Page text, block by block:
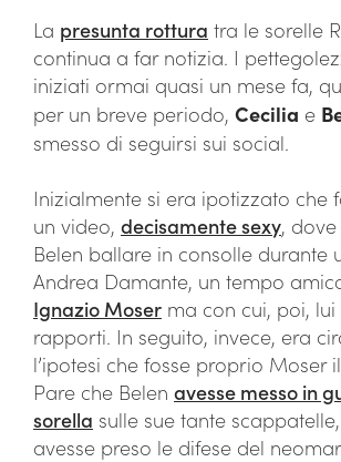
La presunta rottura tra le sorelle
continua a far notizia. I
iniziati ormai quasi un mese fa,
per un breve periodo, Cecilia e
smesso di seguirsi sui social.
Inizialmente si era ipotizzato che
un video, decisamente sexy,
Belen ballare in consolle durante
Andrea Damante, un tempo
Ignazio Moser ma con cui, poi,
rapporti. In seguito, invece, era
l’ipotesi che fosse proprio Moser
Pare che Belen avesse messo in
sorella sulle sue tante
avesse preso le difese del